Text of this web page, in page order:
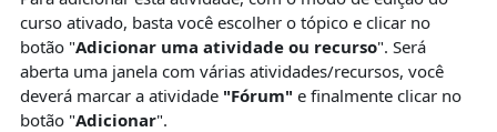
curso ativado, basta você escolher o tópico e clicar no
botão "Adicionar uma atividade ou recurso". Será
aberta uma janela com várias atividades/recursos, você
deverá marcar a atividade "Fórum" e finalmente clicar no
botão "Adicionar".